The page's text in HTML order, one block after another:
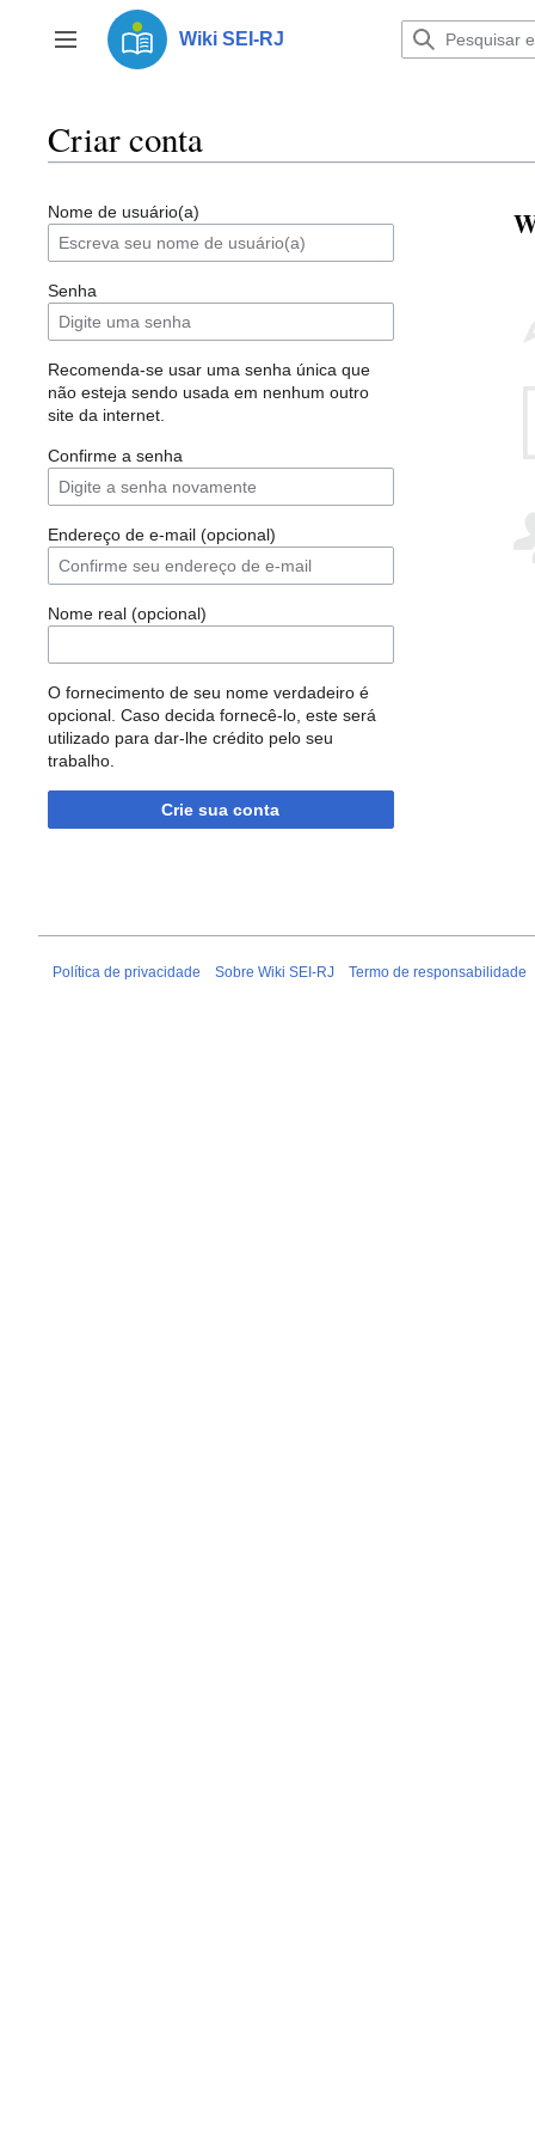
para
Alternar barra lateral
Wiki SEI-RJ
Criar conta
Nome de usuário(a)
Senha
Recomenda-se usar uma senha única que
não esteja sendo usada em nenhum outro
site da internet.
Confirme a senha
Endereço de e-mail (opcional)
Nome real (opcional)
O fornecimento de seu nome verdadeiro é
opcional. Caso decida fornecê-lo, este será
utilizado para dar-lhe crédito pelo seu
trabalho.
Crie sua conta
Política de privacidade Sobre Wiki SEI-RJ Termo de responsabilidade